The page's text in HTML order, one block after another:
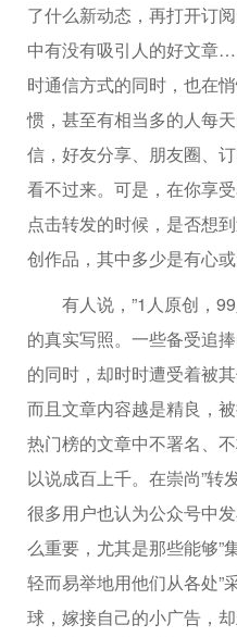
了什么新动态，再打开订
中有没有吸引人的好文章
时通信方式的同时，也在
惯，甚至有相当多的人每
信，好友分享、朋友圈、
看不过来。可是，在你享
点击转发的时候，是否想
创作品，其中多少是有心
有人说，”1人原创，99
的真实写照。一些备受追
的同时，却时时遭受着被
而且文章内容越是精良，
热门榜的文章中不署名、
以说成百上千。在崇尚”转
很多用户也认为公众号中
么重要，尤其是那些能够”
轻而易举地用他们从各处”
球，嫁接自己的小广告，